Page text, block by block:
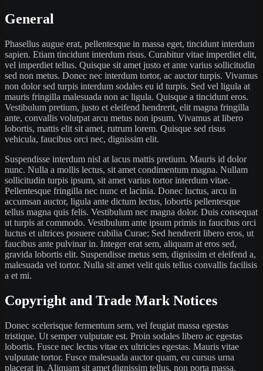
General
Phasellus augue erat, pellentesque in massa eget, tincidunt interdum
sapien. Etiam tincidunt interdum risus. Curabitur vitae imperdiet elit,
vel imperdiet tellus. Quisque sit amet justo et ante varius sollicitudin
sed non metus. Donec nec interdum tortor, ac auctor turpis. Vivamus
non dolor sed turpis interdum sodales eu id turpis. Sed vel ligula at
mauris fringilla malesuada non ac ligula. Quisque a tincidunt eros.
Vestibulum pretium, justo et eleifend hendrerit, elit magna fringilla
ante, convallis volutpat arcu metus non ipsum. Vivamus at libero
lobortis, mattis elit sit amet, rutrum lorem. Quisque sed risus
vehicula, faucibus orci nec, dignissim elit.
Suspendisse interdum nisl at lacus mattis pretium. Mauris id dolor
nunc. Nulla a mollis lectus, sit amet condimentum magna. Nullam
sollicitudin turpis ipsum, sit amet varius tortor interdum vitae.
Pellentesque fringilla nec nunc et lacinia. Donec luctus, arcu in
accumsan auctor, ligula ante dictum lectus, lobortis pellentesque
tellus magna quis felis. Vestibulum nec magna dolor. Duis consequat
ut turpis at commodo. Vestibulum ante ipsum primis in faucibus orci
luctus et ultrices posuere cubilia Curae; Sed hendrerit libero eros, ut
faucibus ante pulvinar in. Integer erat sem, aliquam at eros sed,
gravida lobortis elit. Suspendisse metus sem, dignissim et eleifend a,
malesuada vel tortor. Nulla sit amet velit quis tellus convallis facilisis
a et mi.
Copyright and Trade Mark Notices
Donec scelerisque fermentum sem, vel feugiat massa egestas
tristique. Ut semper vulputate est. Proin sodales libero ac egestas
lobortis. Fusce nec lectus vitae ex ultricies egestas. Mauris vitae
vulputate tortor. Fusce malesuada auctor quam, eu cursus urna
placerat in. Aliquam sit amet dignissim tellus, non porta massa.